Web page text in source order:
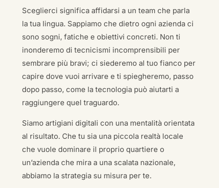
Sceglierci significa affidarsi a un team che parla
la tua lingua. Sappiamo che dietro ogni azienda ci
sono sogni, fatiche e obiettivi concreti. Non ti
inonderemo di tecnicismi incomprensibili per
sembrare più bravi; ci siederemo al tuo fianco per
capire dove vuoi arrivare e ti spiegheremo, passo
dopo passo, come la tecnologia può aiutarti a
raggiungere quel traguardo.
Siamo artigiani digitali con una mentalità orientata
al risultato. Che tu sia una piccola realtà locale
che vuole dominare il proprio quartiere o
un’azienda che mira a una scalata nazionale,
abbiamo la strategia su misura per te.